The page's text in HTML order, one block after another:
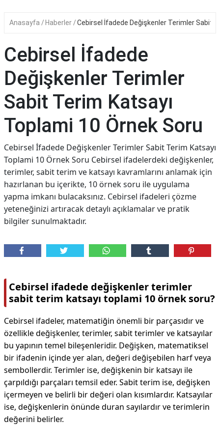
Anasayfa Haberler Cebirsel İfadede Değişkenler Terimler Sabit
Cebirsel İfadede
Değişkenler Terimler
Sabit Terim Katsayı
Toplami 10 Örnek Soru
Cebirsel İfadede Değişkenler Terimler Sabit Terim Katsayı
Toplami 10 Örnek Soru Cebirsel ifadelerdeki değişkenler,
terimler, sabit terim ve katsayı kavramlarını anlamak için
hazırlanan bu içerikte, 10 örnek soru ile uygulama
yapma imkanı bulacaksınız. Cebirsel ifadeleri çözme
yeteneğinizi artıracak detaylı açıklamalar ve pratik
bilgiler sunulmaktadır.
Cebirsel ifadede değişkenler terimler
sabit terim katsayı toplami 10 örnek soru?
Cebirsel ifadeler, matematiğin önemli bir parçasıdır ve
özellikle değişkenler, terimler, sabit terimler ve katsayılar
bu yapının temel bileşenleridir. Değişken, matematiksel
bir ifadenin içinde yer alan, değeri değişebilen harf veya
sembollerdir. Terimler ise, değişkenin bir katsayı ile
çarpıldığı parçaları temsil eder. Sabit terim ise, değişken
içermeyen ve belirli bir değeri olan kısımlardır. Katsayılar
ise, değişkenlerin önünde duran sayılardır ve terimlerin
değerini belirler.